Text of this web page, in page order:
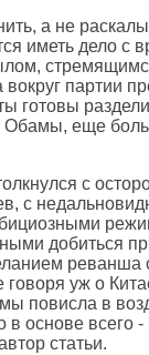
а не
иметь дело с
партии
готовы
Обамы, еще
с
с
добиться
реванша
говоря уж о
повисла в
в основе всего
статьи.